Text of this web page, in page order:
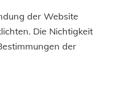
der Website
Die Nichtigkeit
der